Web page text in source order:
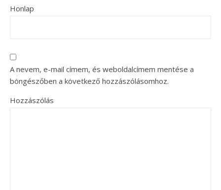
Honlap
A nevem, e-mail címem, és weboldalcímem mentése a
böngészőben a következő hozzászólásomhoz.
Hozzászólás